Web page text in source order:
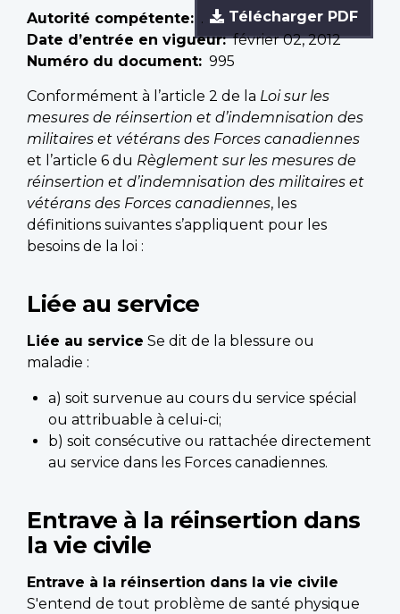
Télécharger PDF
Autorité compétente
.
Date d’entrée en vigueur
février 02, 2012
Numéro du document
995
Conformément à l’article 2 de la Loi sur les
mesures de réinsertion et d’indemnisation des
militaires et vétérans des Forces canadiennes
et l’article 6 du Règlement sur les mesures de
réinsertion et d’indemnisation des militaires et
vétérans des Forces canadiennes, les
définitions suivantes s’appliquent pour les
besoins de la loi :
Liée au service
Liée au service Se dit de la blessure ou
maladie :
a) soit survenue au cours du service spécial
ou attribuable à celui-ci;
b) soit consécutive ou rattachée directement
au service dans les Forces canadiennes.
Entrave à la réinsertion dans
la vie civile
Entrave à la réinsertion dans la vie civile
S'entend de tout problème de santé physique